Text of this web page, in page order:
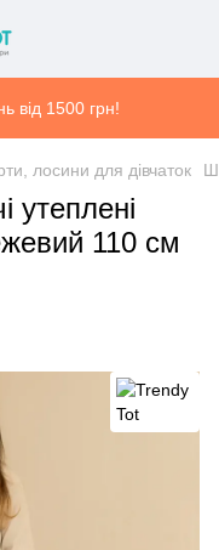
від 1500 грн!
лосини для дівчаток
утеплені
110 см